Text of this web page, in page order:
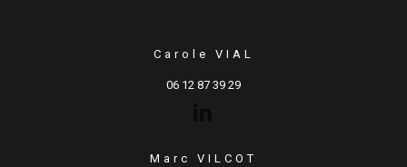
Carole VIAL
06 12 87 39 29
Marc VILCOT